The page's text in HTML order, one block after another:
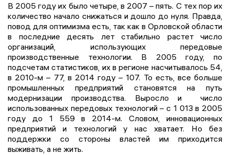
В 2005 году их было четыре, в 2007 – пять. С тех пор их
количество начало снижаться и дошло до нуля. Правда,
повод для оптимизма есть, так как в Орловской области
в последние десять лет стабильно растет число
организаций, использующих передовые
производственные технологии. В 2005 году, по
подсчетам статистиков, их в регионе насчитывалось 54,
в 2010-м – 77, в 2014 году – 107. То есть, все больше
промышленных предприятий становятся на путь
модернизации производства. Выросло и число
использованных передовых технологий – с 1 013 в 2005
году до 1 559 в 2014-м. Словом, инновационных
предприятий и технологий у нас хватает. Но без
поддержки со стороны властей им приходится
выживать, а не жить.